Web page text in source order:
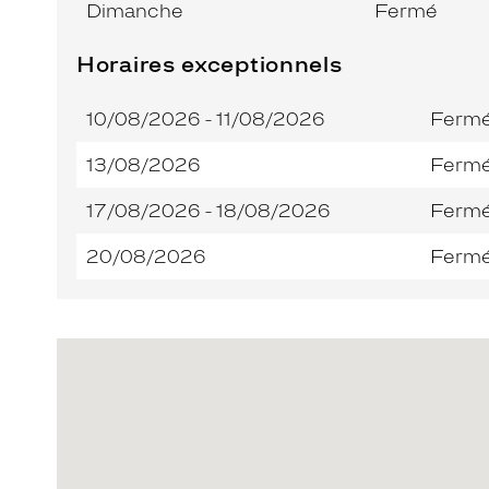
Dimanche Fermé
Horaires exceptionnels
10/08/2026 - 11/08/2026
13/08/2026
17/08/2026 - 18/08/2026
20/08/2026